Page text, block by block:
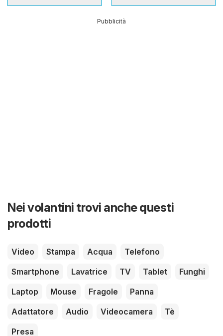
Pubblicità
Nei volantini trovi anche questi
prodotti
Video Stampa Acqua
Telefono
Smartphone
Lavatrice TV Tablet
Funghi
Laptop
Mouse Fragole
Panna
Adattatore
Audio Videocamera
Tè
Presa